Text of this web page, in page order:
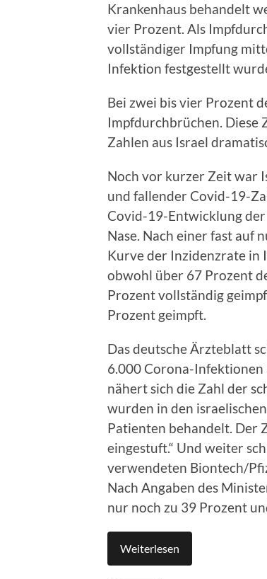
Krankenhaus behandelt
vier Prozent. Als
vollständiger Impfung
Infektion festgestellt
Bei zwei bis vier Prozent
Impfdurchbrüchen. Diese
Zahlen aus Israel
Noch vor kurzer Zeit war
und fallender Covid-19-
Covid-19-Entwicklung
Nase. Nach einer fast auf
Kurve der Inzidenzrate in
obwohl über 67 Prozent
Prozent vollständig
Prozent geimpft.
Das deutsche Ärzteblatt
6.000 Corona-Infektionen
nähert sich die Zahl der
wurden in den
Patienten behandelt. Der
eingestuft.“ Und weiter
verwendeten Biontech/
Nach Angaben des
nur noch zu 39 Prozent
Weiterlesen